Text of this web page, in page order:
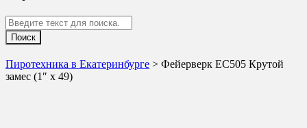
Search
Пиротехника в Екатеринбурге > Фейерверк ЕС505 Крутой
замес (1″ х 49)